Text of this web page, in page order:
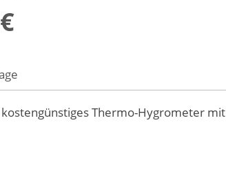
Thermo-Hygrometer